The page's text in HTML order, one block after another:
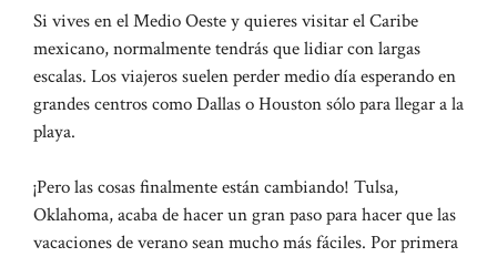
Si vives en el Medio Oeste y quieres visitar el Caribe
mexicano, normalmente tendrás que lidiar con largas
escalas. Los viajeros suelen perder medio día esperando en
grandes centros como Dallas o Houston sólo para llegar a la
playa.
¡Pero las cosas finalmente están cambiando! Tulsa,
Oklahoma, acaba de hacer un gran paso para hacer que las
vacaciones de verano sean mucho más fáciles. Por primera